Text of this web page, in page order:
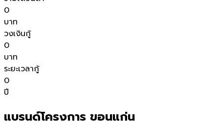
0
บาท
วงเงินกู้
0
บาท
ระยะเวลากู้
0
ปี
แบรนด์โครงการ ขอนแก่น